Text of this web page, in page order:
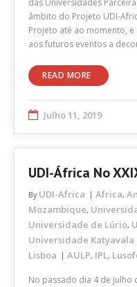
das Universidades
âmbito do Projeto UDI-
Projeto até ao momento,
aos futuros eventos a
READ MORE
Julho 11, 2019
UDI-África No
By UDI-Africa Africa,
Mozambique,
Universidade de Lúrio,
Universidade Katyavala
Lisboa
AULP, IPL,
No passado dia 4 de julho